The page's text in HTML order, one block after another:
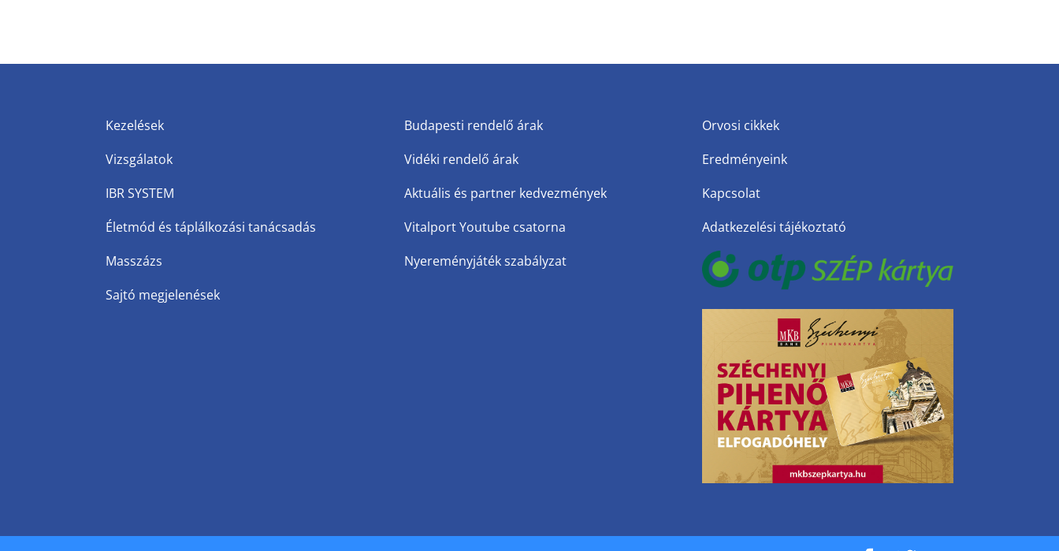
Kezelések
Vizsgálatok
IBR SYSTEM
Életmód és táplálkozási tanácsadás
Masszázs
Sajtó megjelenések
Budapesti rendelő árak
Vidéki rendelő árak
Aktuális és partner kedvezmények
Vitalport Youtube csatorna
Nyereményjáték szabályzat
Orvosi cikkek
Eredményeink
Kapcsolat
Adatkezelési tájékoztató